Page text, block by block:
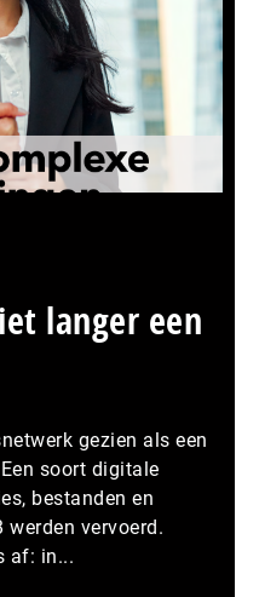
langer een
gezien als een
soort digitale
bestanden en
vervoerd.
af: in...